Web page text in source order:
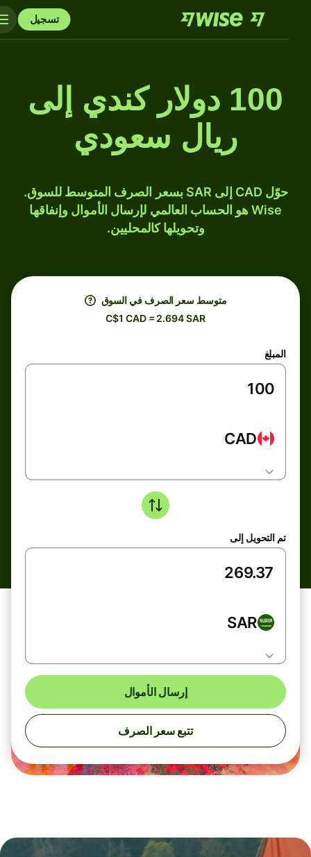
تسجيل
100 دولار كندي إلى
ريال سعودي
حوّل CAD إلى SAR بسعر الصرف المتوسط للسوق.
Wise هو الحساب العالمي لإرسال الأموال وإنفاقها
وتحويلها كالمحليين.
متوسط ​​سعر الصرف في السوق
C$1 CAD = 2.694 SAR
المبلغ
CAD
تم التحويل إلى
SAR
إرسال الأموال
تتبع سعر الصرف